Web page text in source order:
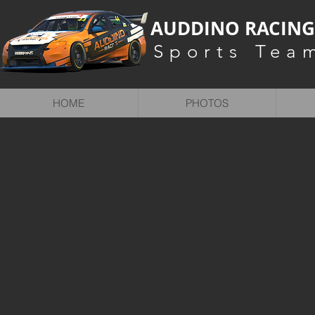
AUDDINO RACING
Sports
HOME PHOTOS